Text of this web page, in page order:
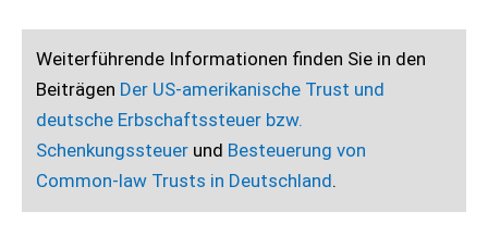
Weiterführende Informationen finden Sie in den
Beiträgen Der US-amerikanische Trust und
deutsche Erbschaftssteuer bzw.
Schenkungssteuer und Besteuerung von
Common-law Trusts in Deutschland.